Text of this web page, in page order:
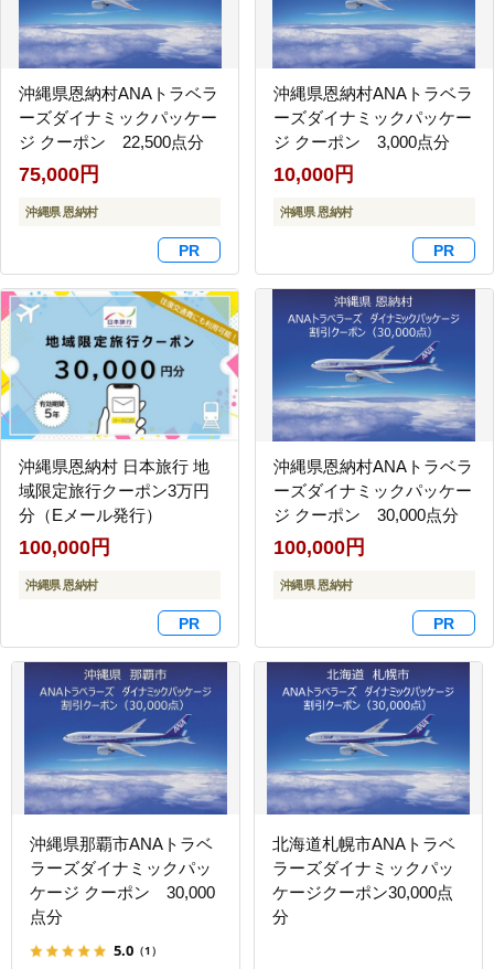
沖縄県恩納村ANAトラベラ
ーズダイナミックパッケー
ジ クーポン 22,500点分
75,000円
沖縄県 恩納村
沖縄県恩納村ANAトラベラ
ーズダイナミックパッケー
ジ クーポン 3,000点分
10,000円
沖縄県 恩納村
沖縄県恩納村 日本旅行 地
域限定旅行クーポン3万円
分（Eメール発行）
100,000円
沖縄県 恩納村
沖縄県恩納村ANAトラベラ
ーズダイナミックパッケー
ジ クーポン 30,000点分
100,000円
沖縄県 恩納村
沖縄県那覇市ANAトラベ
ラーズダイナミックパッ
ケージ クーポン 30,000
点分
5.0 （1）
北海道札幌市ANAトラベ
ラーズダイナミックパッ
ケージクーポン30,000点
分